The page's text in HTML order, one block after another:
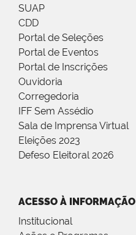
SUAP
CDD
Portal de Seleções
Portal de Eventos
Portal de Inscrições
Ouvidoria
Corregedoria
IFF Sem Assédio
Sala de Imprensa Virtual
Eleições 2023
Defeso Eleitoral 2026
ACESSO À INFORMAÇÃO
Institucional